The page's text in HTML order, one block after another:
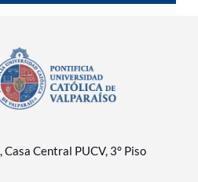
Central PUCV, 3° Piso